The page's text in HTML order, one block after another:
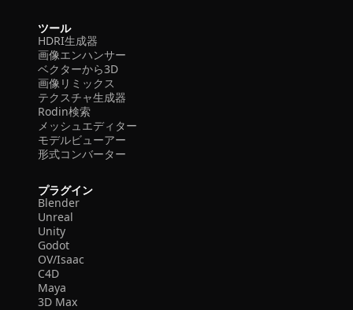
ツール
HDRI生成器
画像エンハンサー
ベクターから3D
画像リミックス
テクスチャ生成器
Rodin検索
メッシュエディター
モデルビューアー
形式コンバーター
プラグイン
Blender
Unreal
Unity
Godot
OV/Isaac
C4D
Maya
3D Max